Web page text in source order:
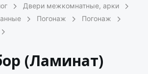
Двери межкомнатные, арки
Погонаж
Погонаж
(Ламинат)